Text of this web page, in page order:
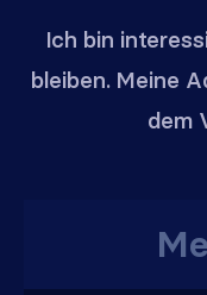
Ich bin
bleiben. Meine
dem